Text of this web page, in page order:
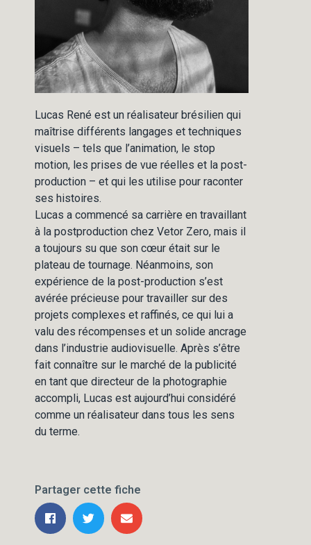
Lucas René est un réalisateur brésilien qui
maîtrise différents langages et techniques
visuels – tels que l’animation, le stop
motion, les prises de vue réelles et la post-
production – et qui les utilise pour raconter
ses histoires.
Lucas a commencé sa carrière en travaillant
à la postproduction chez Vetor Zero, mais il
a toujours su que son cœur était sur le
plateau de tournage. Néanmoins, son
expérience de la post-production s’est
avérée précieuse pour travailler sur des
projets complexes et raffinés, ce qui lui a
valu des récompenses et un solide ancrage
dans l’industrie audiovisuelle. Après s’être
fait connaître sur le marché de la publicité
en tant que directeur de la photographie
accompli, Lucas est aujourd’hui considéré
comme un réalisateur dans tous les sens
du terme.
Partager cette fiche